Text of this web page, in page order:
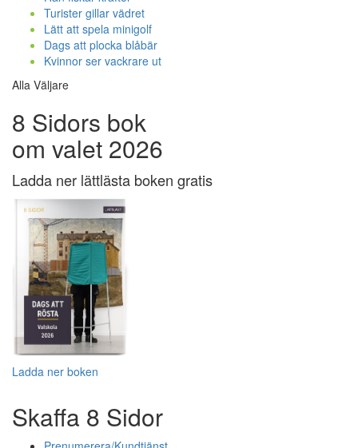
Turister gillar vädret
Lätt att spela minigolf
Dags att plocka blåbär
Kvinnor ser vackrare ut
Alla Väljare
8 Sidors bok
om valet 2026
Ladda ner lättlästa boken gratis
Ladda ner boken
Skaffa 8 Sidor